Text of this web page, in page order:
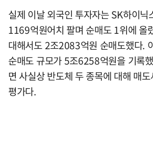
실제 이날 외국인 투자자는 SK하이닉
1169억원어치 팔며 순매도 1위에 올
대해서도 2조2083억원 순매도했다.
순매도 규모가 5조6258억원을 기록
면 사실상 반도체 두 종목에 대해 매
평가다.